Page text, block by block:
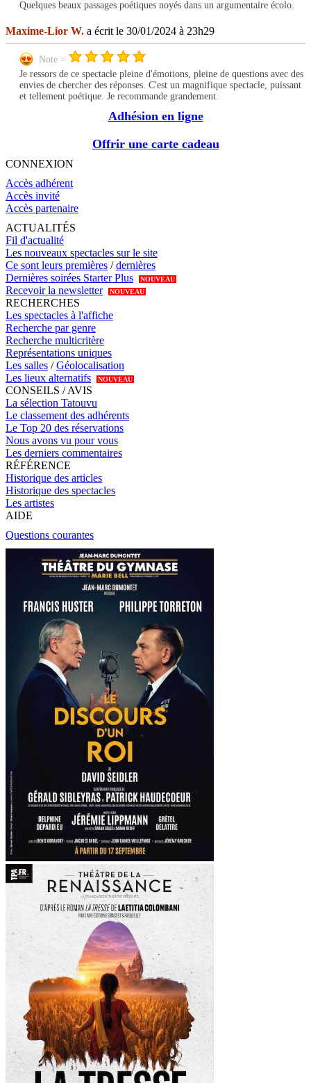
Quelques beaux passages poétiques noyés dans un argumentaire écolo.
Maxime-Lior W. a écrit le 30/01/2024 à 23h29
Note =
Je ressors de ce spectacle pleine d'émotions, pleine de questions avec des
envies de chercher des réponses. C'est un magnifique spectacle, puissant
et tellement poétique. Je recommande grandement.
Adhésion en ligne
Offrir une carte cadeau
CONNEXION
Accès adhérent
Accès invité
Accès partenaire
ACTUALITÉS
Fil d'actualité
Les nouveaux spectacles sur le site
Ce sont leurs premières /dernières
Dernières soirées Starter Plus
NOUVEAU
Recevoir la newsletter NOUVEAU
RECHERCHES
Les spectacles à l'affiche
Recherche par genre
Recherche multicritère
Représentations uniques
Les salles /Géolocalisation
Les lieux alternatifs
NOUVEAU
CONSEILS / AVIS
La sélection Tatouvu
Le classement des adhérents
Le Top 20 des réservations
Nous avons vu pour vous
Les derniers commentaires
RÉFÉRENCE
Historique des articles
Historique des spectacles
Les artistes
AIDE
Questions courantes